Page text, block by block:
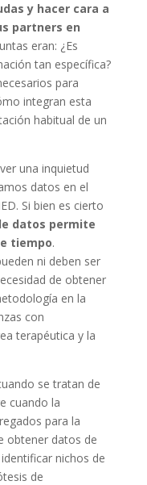
y hacer cara a
partners en
eran: ¿Es
tan específica?
para
integran esta
habitual de un
una inquietud
datos en el
Si bien es cierto
datos permite
tiempo.
ni deben ser
de obtener
en la
con
terapéutica y la
se tratan de
cuando la
para la
obtener datos de
nichos de
de